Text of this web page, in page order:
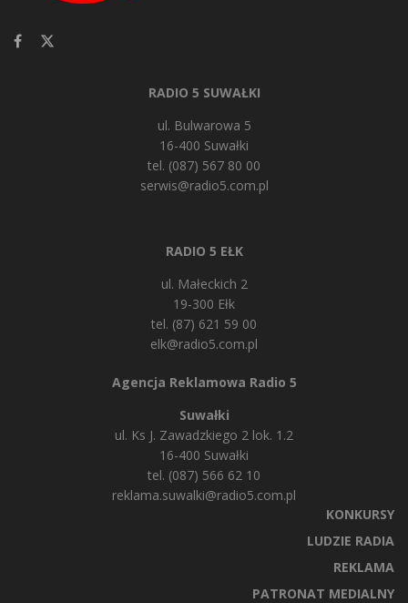
RADIO 5 SUWAŁKI
ul. Bulwarowa 5
16-400 Suwałki
tel. (087) 567 80 00
serwis@radio5.com.pl
RADIO 5 EŁK
ul. Małeckich 2
19-300 Ełk
tel. (87) 621 59 00
elk@radio5.com.pl
Agencja Reklamowa Radio 5
Suwałki
ul. Ks J. Zawadzkiego 2 lok. 1.2
16-400 Suwałki
tel. (087) 566 62 10
reklama.suwalki@radio5.com.pl
KONKURSY
LUDZIE RADIA
REKLAMA
PATRONAT MEDIALNY